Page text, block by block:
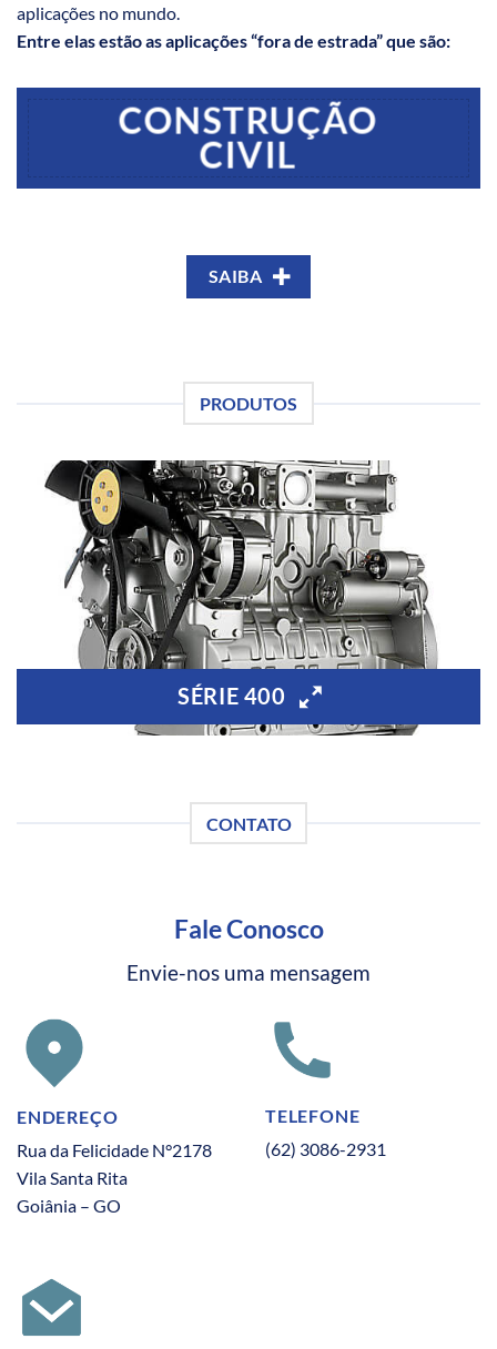
aplicações no mundo.
Entre elas estão as aplicações “fora de estrada” que são:
CONSTRUÇÃO
CIVIL
SAIBA
PRODUTOS
SÉRIE 400
CONTATO
Fale Conosco
Envie-nos uma mensagem
ENDEREÇO
Rua da Felicidade N°2178
Vila Santa Rita
Goiânia – GO
TELEFONE
(62) 3086-2931